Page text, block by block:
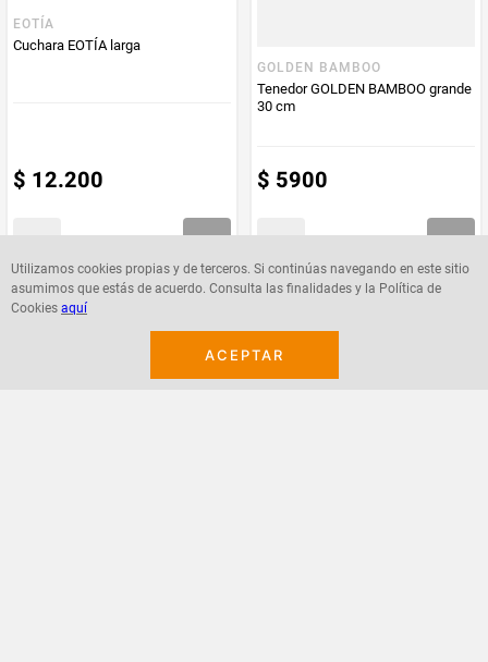
Utilizamos cookies propias y de terceros. Si continúas navegando en este sitio
asumimos que estás de acuerdo. Consulta las finalidades y la Política de
Cookies aquí
ACEPTAR
EOTÍA
Cuchara EOTÍA larga
$ 12.200
GOLDEN BAMBOO
Tenedor GOLDEN BAMBOO grande
30 cm
$ 5900